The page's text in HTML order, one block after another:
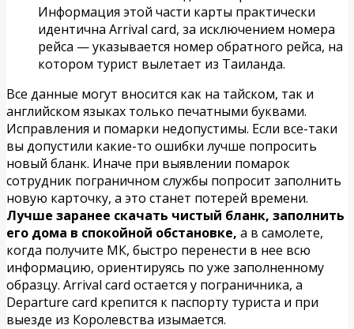
Информация этой части карты практически
идентична Arrival card, за исключением номера
рейса — указывается номер обратного рейса, на
котором турист вылетает из Таиланда.
Все данные могут вносится как на тайском, так и
английском языках только печатными буквами.
Исправления и помарки недопустимы. Если все-таки
вы допустили какие-то ошибки лучше попросить
новый бланк. Иначе при выявлении помарок
сотрудник пограничном службы попросит заполнить
новую карточку, а это станет потерей времени.
Лучше заранее скачать чистый бланк, заполнить
его дома в спокойной обстановке, а в самолете,
когда получите МК, быстро перенести в нее всю
информацию, ориентируясь по уже заполненному
образцу. Arrival card остается у пограничника, а
Departure card крепится к паспорту туриста и при
выезде из Королевства изымается.